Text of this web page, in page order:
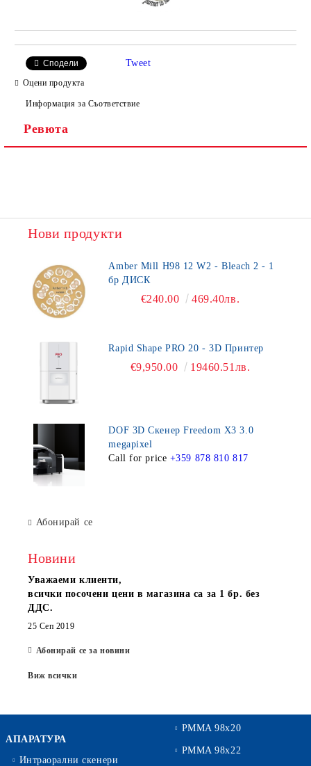
Сподели Tweet
Оцени продукта
Информация за Съответствие
Ревюта
Нови продукти
Amber Mill H98 12 W2 - Bleach 2 - 1
бр ДИСК
€240.00 469.40лв.
Rapid Shape PRO 20 - 3D Принтер
€9,950.00 19460.51лв.
DOF 3D Скенер Freedom X3 3.0
megapixel
Call for price +359 878 810 817
Абонирай се
Новини
Уважаеми клиенти,
всички посочени цени в магазина са за 1 бр. без
ДДС.
25 Сеп 2019
Абонирай се за новини
Виж всички
АПАРАТУРА
Интраорални скенери
PMMA 98x20
PMMA 98x22